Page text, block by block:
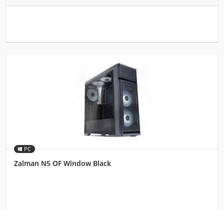
PC
Zalman N5 OF Window Black